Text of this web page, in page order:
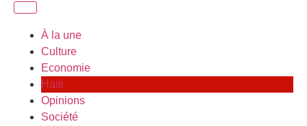
À la une
Culture
Economie
Haiti
Opinions
Société